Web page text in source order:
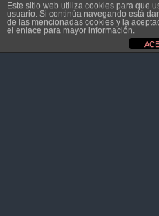
Este sitio web utiliza cookies para que
usuario. Si continúa navegando está
de las mencionadas cookies y la
el enlace para mayor información.